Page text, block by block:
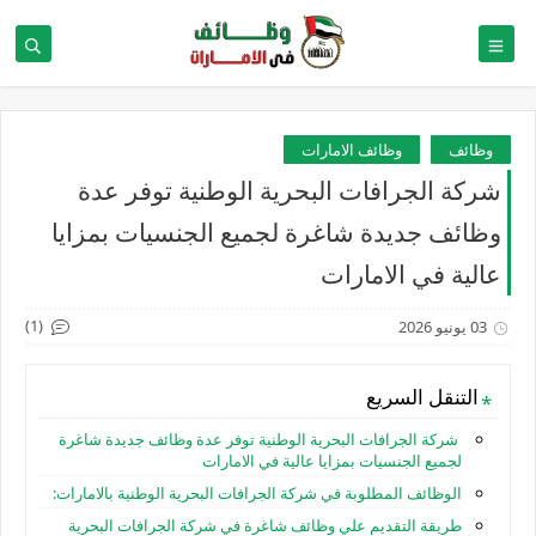
وظائف وظائف الامارات
شركة الجرافات البحرية الوطنية توفر عدة
وظائف جديدة شاغرة لجميع الجنسيات بمزايا
عالية في الامارات
03 يونيو 2026 (1)
التنقل السريع
شركة الجرافات البحرية الوطنية توفر عدة وظائف جديدة شاغرة
لجميع الجنسيات بمزايا عالية في الامارات
الوظائف المطلوبة في شركة الجرافات البحرية الوطنية بالامارات:
طريقة التقديم علي وظائف شاغرة في شركة الجرافات البحرية